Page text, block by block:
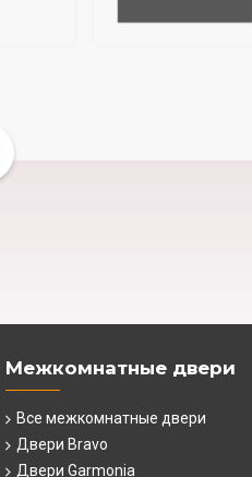
Межкомнатные двери
Все межкомнатные двери
Двери Bravo
Двери Garmonia